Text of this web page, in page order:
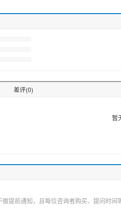
差评(0)
暂
提前通知，且每位咨询者购买、提问时